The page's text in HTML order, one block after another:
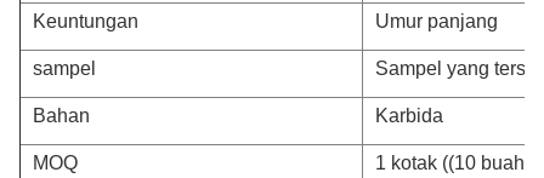
Keuntungan Umur panjang
sampel Sampel yang
Bahan Karbida
MOQ 1 kotak ((10 buah/